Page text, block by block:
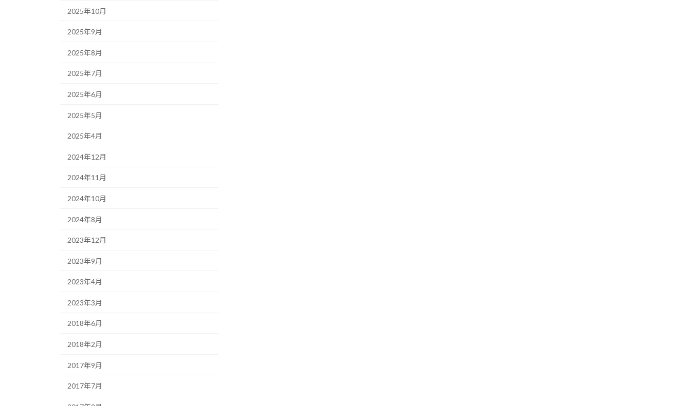
2025年10月
2025年9月
2025年8月
2025年7月
2025年6月
2025年5月
2025年4月
2024年12月
2024年11月
2024年10月
2024年8月
2023年12月
2023年9月
2023年4月
2023年3月
2018年6月
2018年2月
2017年9月
2017年7月